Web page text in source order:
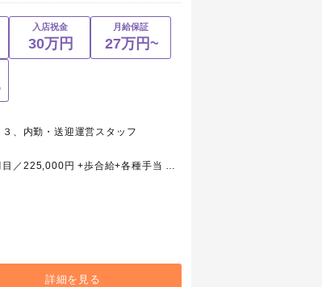
入店祝金
30万円
月給保証
27万円~
、内勤・送迎運営スタッフ
１、メンズホスト 1ヶ月目／271,000円 2〜4ヶ月目／225,000円 +歩合給+各種手当 ※入店初月は売上100％バック 新採用補助金6ヶ月間、毎月5万円支給 社員寮（1人1物件） 社員寮手当10,000円支給期限無し ２、メンズホスト(アルバイト) 時給1,250円+能力給+各種手当 ※土曜日は時給1,500円 ※入店初月は売上100％バック ３、内勤・送迎運営スタッフ 月給18万円～30万円＋歩合給＋能力給
詳細を見る